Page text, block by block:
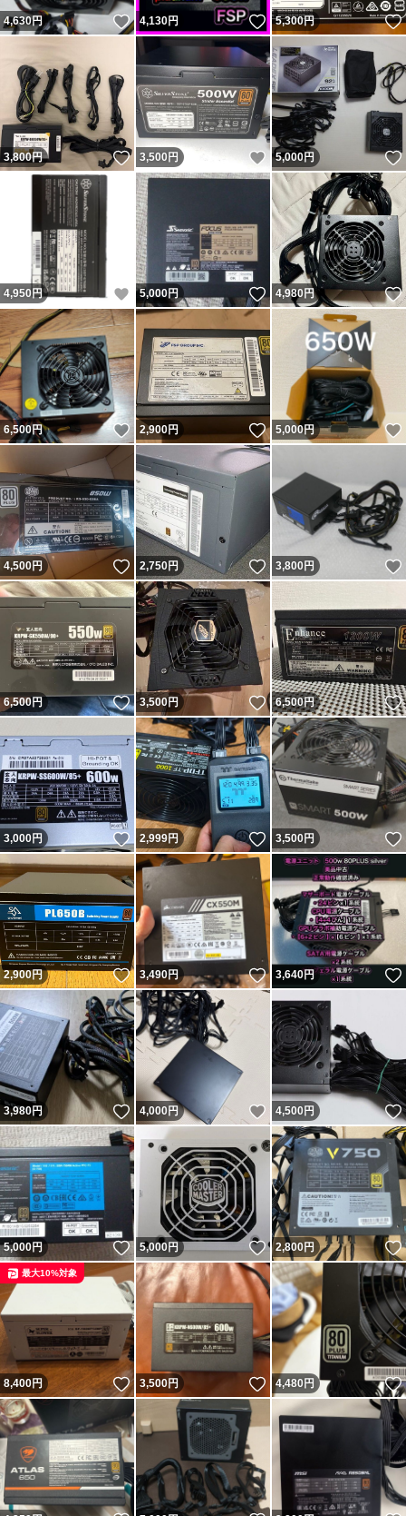
4,630円 いいね！
4,130円 いいね！
5,300円
3,800円 いいね！
3,500 円 いいね！
5,000円
4,950円 いいね！
5,000円 いいね！
4,980円
6,500円 いいね！
2,900円 いいね！
5,000円
4,500円 いいね！
2,750円 いいね！
3,800円
6,500円 いいね！
3,500円 いいね！
6,500円
3,000円 いいね！
2,999円 いいね！
3,500円
2,900円 いいね！
3,490円 いいね！
3,640円
3,980円 いいね！
4,000円 いいね！
4,500円
5,000円 いいね！
5,000円 いいね！
2,800円
8,400円 いいね！
最大10%対象
3,500円 いいね！
4,480円